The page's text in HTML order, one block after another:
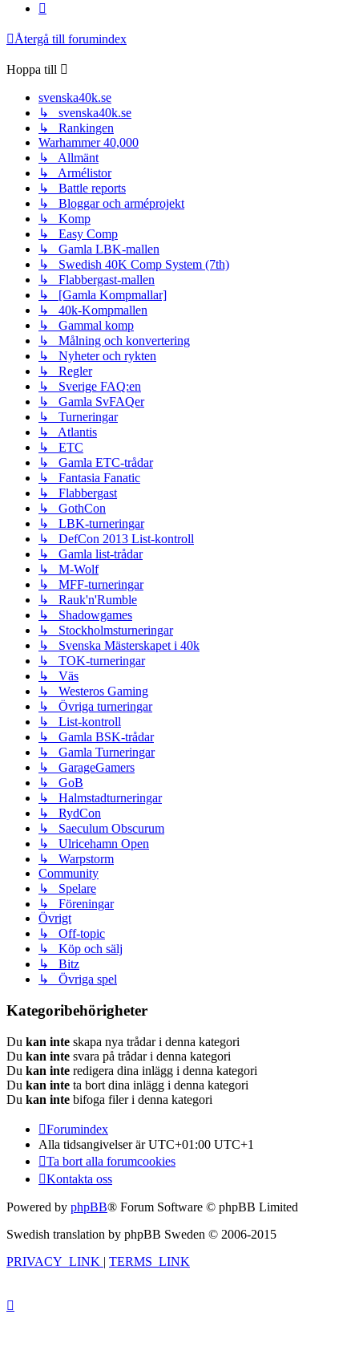
Återgå till forumindex
Hoppa till
svenska40k.se
↳ svenska40k.se
↳ Rankingen
Warhammer 40,000
↳ Allmänt
↳ Armélistor
↳ Battle reports
↳ Bloggar och arméprojekt
↳ Komp
↳ Easy Comp
↳ Gamla LBK-mallen
↳ Swedish 40K Comp System (7th)
↳ Flabbergast-mallen
↳ [Gamla Kompmallar]
↳ 40k-Kompmallen
↳ Gammal komp
↳ Målning och konvertering
↳ Nyheter och rykten
↳ Regler
↳ Sverige FAQ:en
↳ Gamla SvFAQer
↳ Turneringar
↳ Atlantis
↳ ETC
↳ Gamla ETC-trådar
↳ Fantasia Fanatic
↳ Flabbergast
↳ GothCon
↳ LBK-turneringar
↳ DefCon 2013 List-kontroll
↳ Gamla list-trådar
↳ M-Wolf
↳ MFF-turneringar
↳ Rauk'n'Rumble
↳ Shadowgames
↳ Stockholmsturneringar
↳ Svenska Mästerskapet i 40k
↳ TOK-turneringar
↳ Väs
↳ Westeros Gaming
↳ Övriga turneringar
↳ List-kontroll
↳ Gamla BSK-trådar
↳ Gamla Turneringar
↳ GarageGamers
↳ GoB
↳ Halmstadturneringar
↳ RydCon
↳ Saeculum Obscurum
↳ Ulricehamn Open
↳ Warpstorm
Community
↳ Spelare
↳ Föreningar
Övrigt
↳ Off-topic
↳ Köp och sälj
↳ Bitz
↳ Övriga spel
Kategoribehörigheter
Du kan inte skapa nya trådar i denna kategori
Du kan inte svara på trådar i denna kategori
Du kan inte redigera dina inlägg i denna kategori
Du kan inte ta bort dina inlägg i denna kategori
Du kan inte bifoga filer i denna kategori
Forumindex
Alla tidsangivelser är UTC+01:00 UTC+1
Ta bort alla forumcookies
Kontakta oss
Powered by phpBB® Forum Software © phpBB Limited
Swedish translation by phpBB Sweden © 2006-2015
PRIVACY_LINK | TERMS_LINK